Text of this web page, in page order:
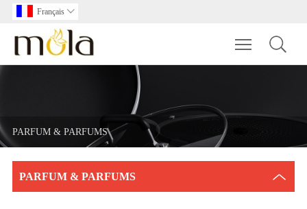
Français 
Toggle
PARFUM & PARFUMS
PARFUM & PARFUMS